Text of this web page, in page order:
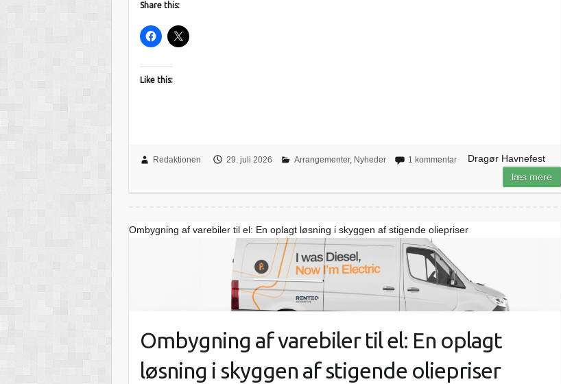
Share this:
Like this:
Redaktionen 29. juli 2026 Arrangementer, Nyheder 1 kommentar
Dragør Havnefest
læs mere
Ombygning af varebiler til el: En oplagt løsning i skyggen af stigende oliepriser
Ombygning af varebiler til el: En oplagt
løsning i skyggen af stigende oliepriser